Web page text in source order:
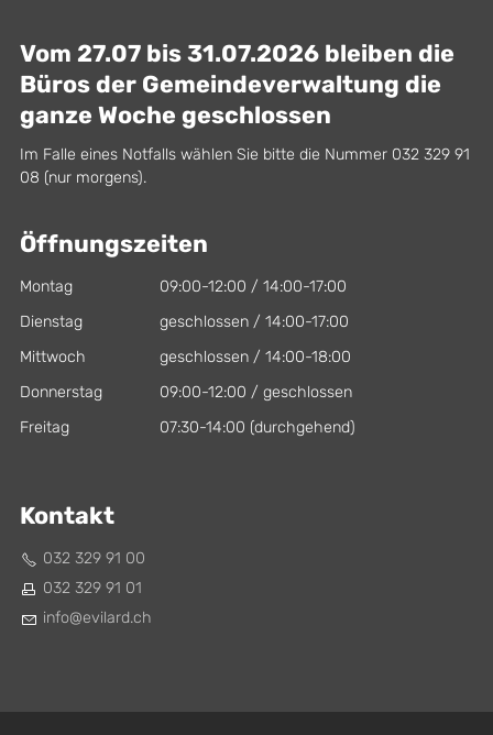
Vom 27.07 bis 31.07.2026 bleiben die
Büros der Gemeindeverwaltung die
ganze Woche geschlossen
Im Falle eines Notfalls wählen Sie bitte die Nummer 032 329 91
08 (nur morgens).
Öffnungszeiten
Montag
09:00-12:00 / 14:00-17:00
Dienstag
geschlossen / 14:00-17:00
Mittwoch
geschlossen / 14:00-18:00
Donnerstag
09:00-12:00 / geschlossen
Freitag
07:30-14:00 (durchgehend)
Kontakt
032 329 91 00
032 329 91 01
nf
v l rd ch